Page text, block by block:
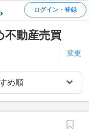
ログイン・登録
不動産売買
変更